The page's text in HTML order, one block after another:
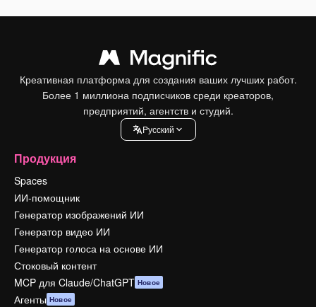
Креативная платформа для создания ваших лучших работ.
Более 1 миллиона подписчиков среди креаторов,
предприятий, агентств и студий.
Pусский
Продукция
Spaces
ИИ-помощник
Генератор изображений ИИ
Генератор видео ИИ
Генератор голоса на основе ИИ
Стоковый контент
MCP для Claude/ChatGPT Новое
Агенты Новое